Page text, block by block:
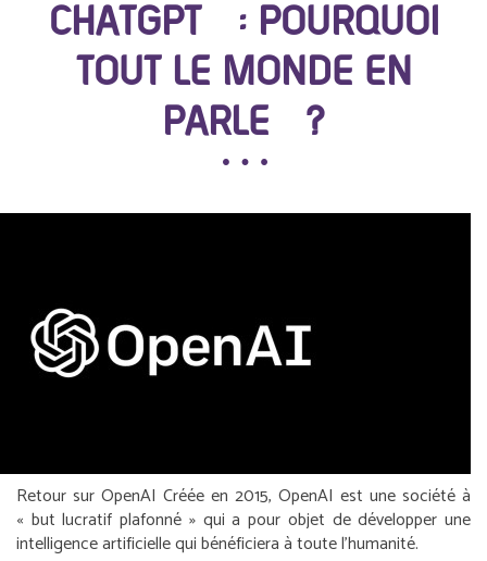
CHATGPT : POURQUOI
TOUT LE MONDE EN
PARLE ?
Retour sur OpenAI Créée en 2015, OpenAI est une société à
« but lucratif plafonné » qui a pour objet de développer une
intelligence artificielle qui bénéficiera à toute l’humanité.